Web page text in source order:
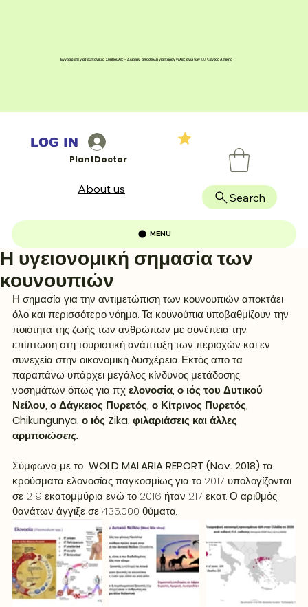
Η υγειονομική σημασία των
κουνουπιών
Η σημασία για την αντιμετώπιση των κουνουπιών αποκτάει
όλο και περισσότερο νόημα. Τα κουνούπια υποβαθμίζουν την
ποιότητα της ζωής των ανθρώπων με συνέπεια την
επίπτωση στη τουριστική ανάπτυξη των περιοχών και εν
συνεχεία στην οικονομική δυσχέρεια. Εκτός απο τα
παραπάνω υπάρχει μεγάλος κίνδυνος μετάδοσης
νοσημάτων όπως για π.χ ελονοσία, ο ιός του Δυτικού
Νείλου, ο Δάγκειος Πυρετός, ο Κίτρινος Πυρετός,
Chikungunya, ο ιός Zika, φιλαριάσεις και άλλες
αρμποιώσεις.
Σύμφωνα με το WOLD MALARIA REPORT (Nov. 2018) τα
κρούσματα ελονοσίας παγκοσμίως για το 2017 υπολογίζονται
σε 219 εκατομμύρια ενώ το 2016 ήταν 217 εκατ. Ο αριθμός
θανάτων άγγιξε σε 435.000 θύματα.
Εγγραφείτε για Γεωπονικές Συμβουλές - Δωρεάν αποστολή για παραγγελίες άνω των 100 € εντός Αττικής
PlantDoctor
Search
MENU
LOG IN
About us